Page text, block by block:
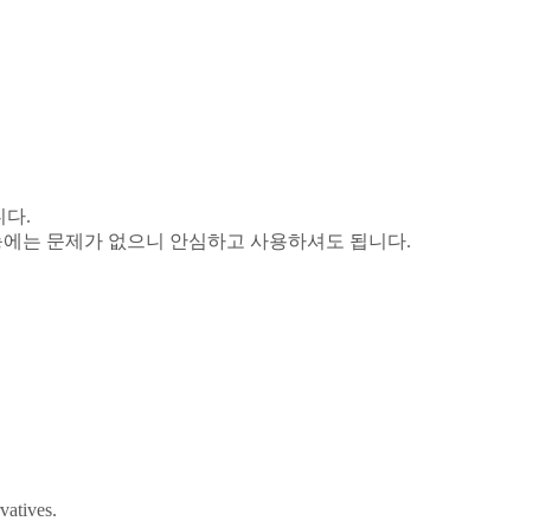
다.
는 문제가 없으니 안심하고 사용하셔도 됩니다.